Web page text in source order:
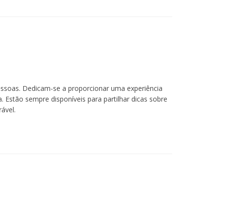
Dedicam-se a proporcionar uma experiência
sempre disponíveis para partilhar dicas sobre